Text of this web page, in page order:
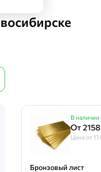
В наличии
От
Цена от
Бронзовый лист